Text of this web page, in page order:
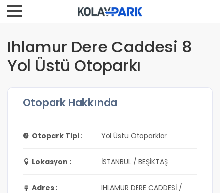
Ihlamur Dere Caddesi 8
Yol Üstü Otoparkı
Otopark Hakkında
Otopark Tipi : Yol Üstü Otoparklar
Lokasyon : İSTANBUL / BEŞİKTAŞ
Adres :
IHLAMUR DERE CADDESİ /